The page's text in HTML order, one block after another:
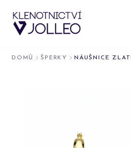
DOMŮ ŠPERKY NÁUŠNICE